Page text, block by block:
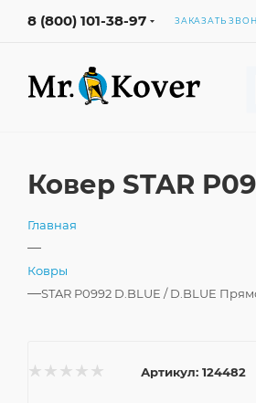
8 (800) 101-38-97 ЗАКАЗАТЬ
Ковер STAR
Главная
—
Ковры
—STAR P0992 D.BLUE / D.BLUE
Артикул: 124482